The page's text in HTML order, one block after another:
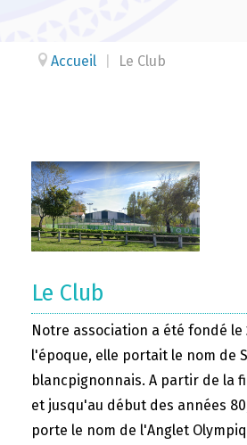
Accueil Le Club
Le Club
Notre association a été fondé le
l'époque, elle portait le nom de
blancpignonnais. A partir de la
et jusqu'au début des années
porte le nom de l'Anglet